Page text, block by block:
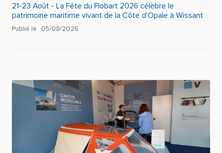
21-23 Août - La Fête du Flobart 2026 célèbre le
patrimoine maritime vivant de la Côte d'Opale à Wissant
Publié le : 05/08/2026